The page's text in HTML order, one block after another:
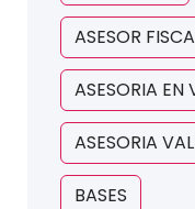
ASESOR
ASESORIA EN
ASESORIA
BASES